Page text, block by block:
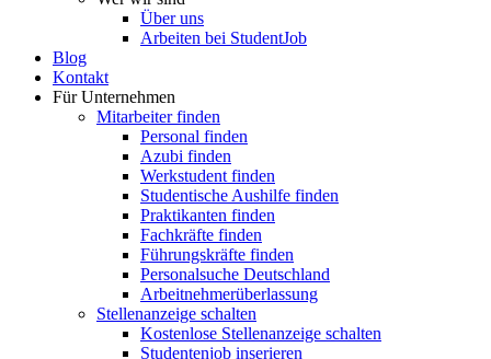
Über uns
Arbeiten bei StudentJob
Blog
Kontakt
Für Unternehmen
Mitarbeiter finden
Personal finden
Azubi finden
Werkstudent finden
Studentische Aushilfe finden
Praktikanten finden
Fachkräfte finden
Führungskräfte finden
Personalsuche Deutschland
Arbeitnehmerüberlassung
Stellenanzeige schalten
Kostenlose Stellenanzeige schalten
Studentenjob inserieren